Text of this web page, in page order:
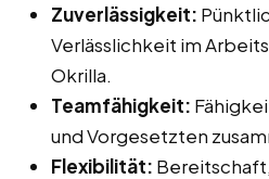
Zuverlässigkeit:
Verlässlichkeit im
Okrilla.
Teamfähigkeit:
und Vorgesetzten
Flexibilität: